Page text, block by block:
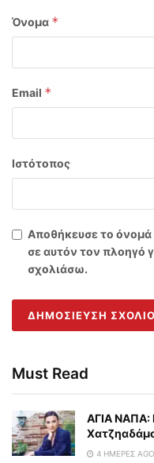
Όνομα *
Email *
Ιστότοπος
Αποθήκευσε το όνομά
σε αυτόν τον πλοηγό
σχολιάσω.
Must Read
ΑΓΙΑ ΝΑΠΑ:
4 ΗΜΈΡΕΣ AGO